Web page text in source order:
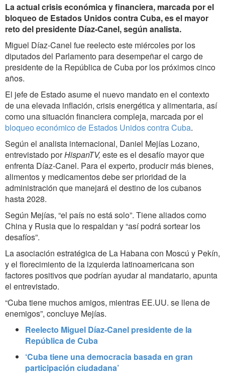
La actual crisis económica y financiera, marcada por el
bloqueo de Estados Unidos contra Cuba, es el mayor
reto del presidente Díaz-Canel, según analista.
Miguel Díaz-Canel fue reelecto este miércoles por los
diputados del Parlamento para desempeñar el cargo de
presidente de la República de Cuba por los próximos cinco
años.
El jefe de Estado asume el nuevo mandato en el contexto
de una elevada inflación, crisis energética y alimentaria, así
como una situación financiera compleja, marcada por el
bloqueo económico de Estados Unidos contra Cuba.
Según el analista internacional, Daniel Mejías Lozano,
entrevistado porHispanTV, este es el desafío mayor que
enfrenta Díaz-Canel. Para el experto, producir más bienes,
alimentos y medicamentos debe ser prioridad de la
administración que manejará el destino de los cubanos
hasta 2028.
Según Mejías, “el país no está solo”. Tiene aliados como
China y Rusia que lo respaldan y “así podrá sortear los
desafíos”.
La asociación estratégica de La Habana con Moscú y Pekín,
y el florecimiento de la izquierda latinoamericana son
factores positivos que podrían ayudar al mandatario, apunta
el entrevistado.
“Cuba tiene muchos amigos, mientras EE.UU. se llena de
enemigos”, concluye Mejías.
Reelecto Miguel Díaz-Canel presidente de la
República de Cuba
‘Cuba tiene una democracia basada en gran
participación ciudadana’